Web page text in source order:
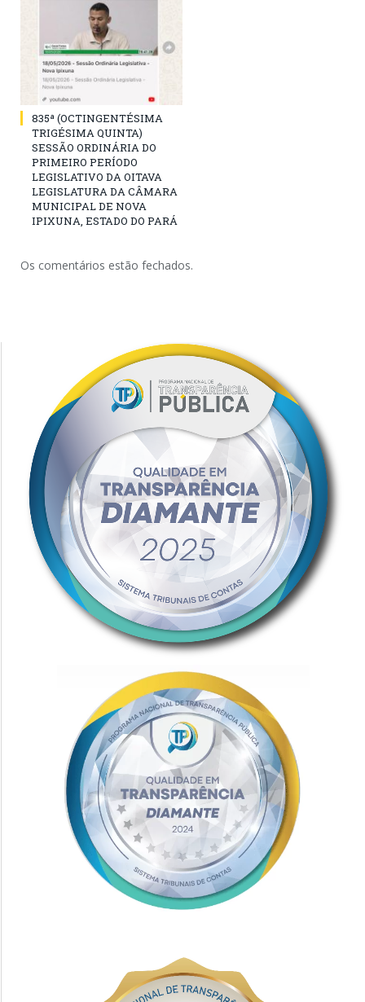
835ª (OCTINGENTÉSIMA
TRIGÉSIMA QUINTA)
SESSÃO ORDINÁRIA DO
PRIMEIRO PERÍODO
LEGISLATIVO DA OITAVA
LEGISLATURA DA CÂMARA
MUNICIPAL DE NOVA
IPIXUNA, ESTADO DO PARÁ
Os comentários estão fechados.